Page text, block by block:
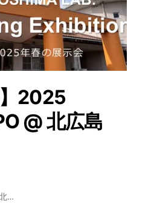
】2025
@ 北広島
…